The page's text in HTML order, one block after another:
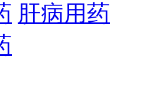
肝病用药